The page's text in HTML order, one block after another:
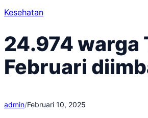
Kesehatan
24.974 warga
Februari
admin/Februari 10, 2025